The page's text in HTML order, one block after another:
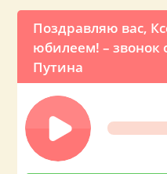
Поздравляю вас,
юбилеем! – звонок
Путина